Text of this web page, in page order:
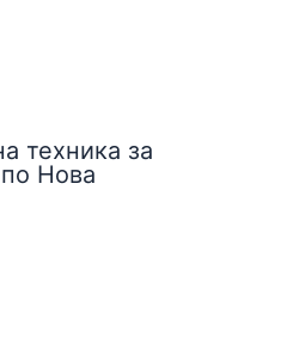
техника за
Нова